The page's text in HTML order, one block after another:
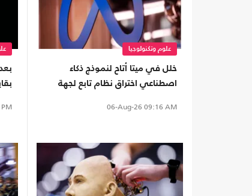
علوم وتكنولوجيا
خلل في ميتا أتاح لنموذج ذكاء
اصطناعي اختراق نظام تابع لجهة
06-Aug-26 09:16 AM